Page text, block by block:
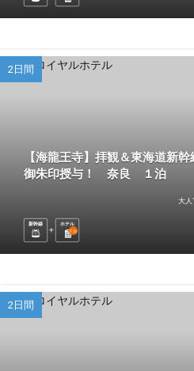
2日間
【海龍王寺】拝観＆東海道新
御朱印授与！ 奈良 １泊
新幹線
ホテル
1 泊
大人
2日間